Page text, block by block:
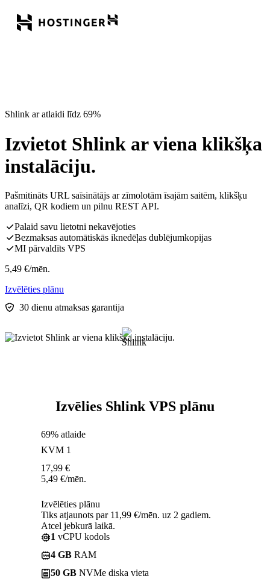
Shlink ar atlaidi līdz 69%
Izvietot Shlink ar viena klikšķa
instalāciju.
Pašmitināts URL saīsinātājs ar zīmolotām īsajām saitēm, klikšķu
analīzi, QR kodiem un pilnu REST API.
Palaid savu lietotni nekavējoties
Bezmaksas automātiskās iknedēļas dublējumkopijas
MI pārvaldīts VPS
5,49 €/mēn.
Izvēlēties plānu
30 dienu atmaksas garantija
Izvēlies Shlink VPS plānu
69% atlaide
KVM 1
17,99 €
5,49 €/mēn.
Izvēlēties plānu
Tiks atjaunots par 11,99 €/mēn. uz 2 gadiem.
Atcel jebkurā laikā.
1 vCPU kodols
4 GB RAM
50 GB NVMe diska vieta